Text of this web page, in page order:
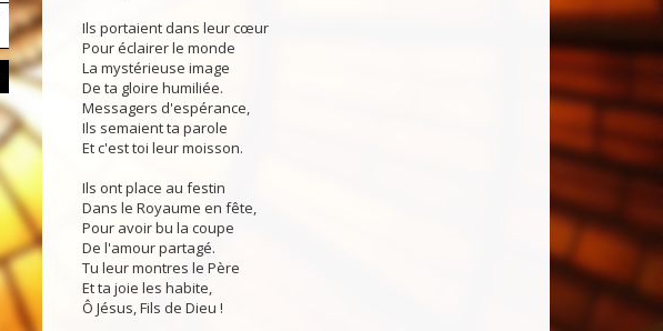
Ils portaient dans leur cœur
Pour éclairer le monde
La mystérieuse image
De ta gloire humiliée.
Messagers d'espérance,
Ils semaient ta parole
Et c'est toi leur moisson.
Ils ont place au festin
Dans le Royaume en fête,
Pour avoir bu la coupe
De l'amour partagé.
Tu leur montres le Père
Et ta joie les habite,
Ô Jésus, Fils de Dieu !